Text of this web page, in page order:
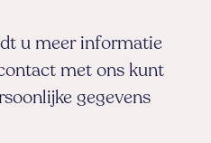
u meer informatie
met ons kunt
gegevens